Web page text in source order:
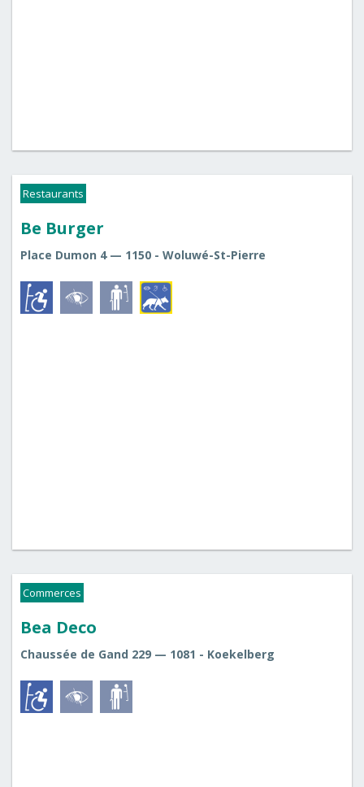
Restaurants
Be Burger
Place Dumon 4 — 1150 - Woluwé-St-Pierre
Commerces
Bea Deco
Chaussée de Gand 229 — 1081 - Koekelberg